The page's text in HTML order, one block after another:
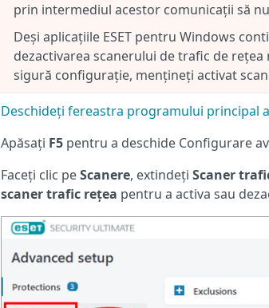
prin intermediul acestor comunicații să
Deși aplicațiile ESET pentru Windows
dezactivarea scanerului de trafic de
sigură configurație, mențineți activat
Deschideți fereastra programului principal
Apăsați F5 pentru a deschide Configurare
Faceți clic peScanere, extindeți Scaner
scaner trafic rețea pentru a activa sau